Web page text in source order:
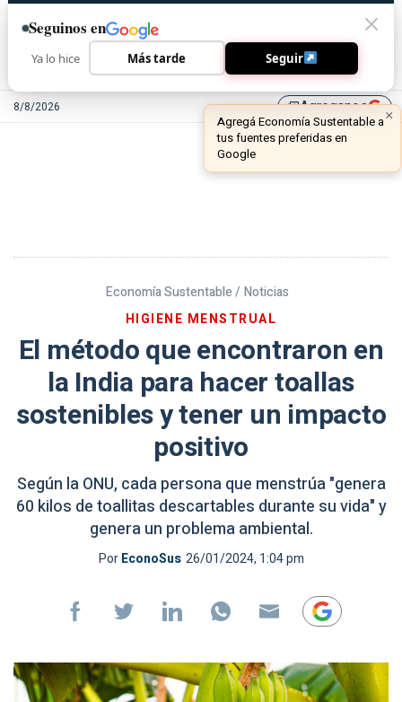
8/8/2026 library_addAgreganos
Economía Sustentable / Noticias
HIGIENE MENSTRUAL
El método que encontraron en
la India para hacer toallas
sostenibles y tener un impacto
positivo
Según la ONU, cada persona que menstrúa "genera
60 kilos de toallitas descartables durante su vida" y
genera un problema ambiental.
PorEconoSus 26/01/2024, 1:04 pm
Seguinos en
Ya lo hice Más tarde Seguir